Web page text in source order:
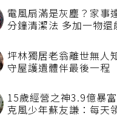
電風扇滿是灰塵？家事
坪林獨居老翁離世無人
守屋護遺體伴最後一程
15歲經營之神3.9億暴